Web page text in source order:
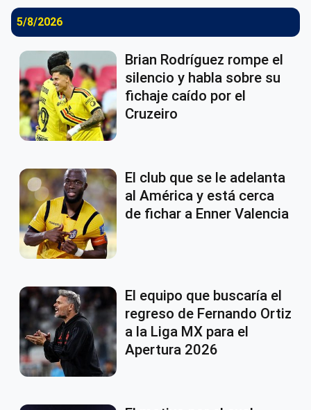
5/8/2026
Brian Rodríguez rompe el
silencio y habla sobre su
fichaje caído por el
Cruzeiro
El club que se le adelanta
al América y está cerca
de fichar a Enner Valencia
El equipo que buscaría el
regreso de Fernando Ortiz
a la Liga MX para el
Apertura 2026